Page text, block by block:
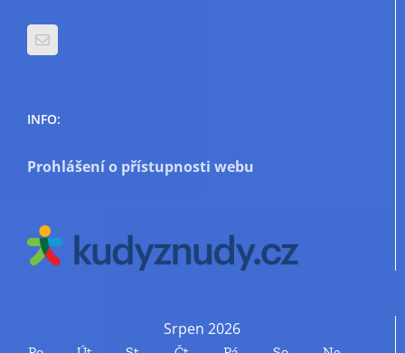
INFO:
Prohlášení o přístupnosti webu
Srpen 2026